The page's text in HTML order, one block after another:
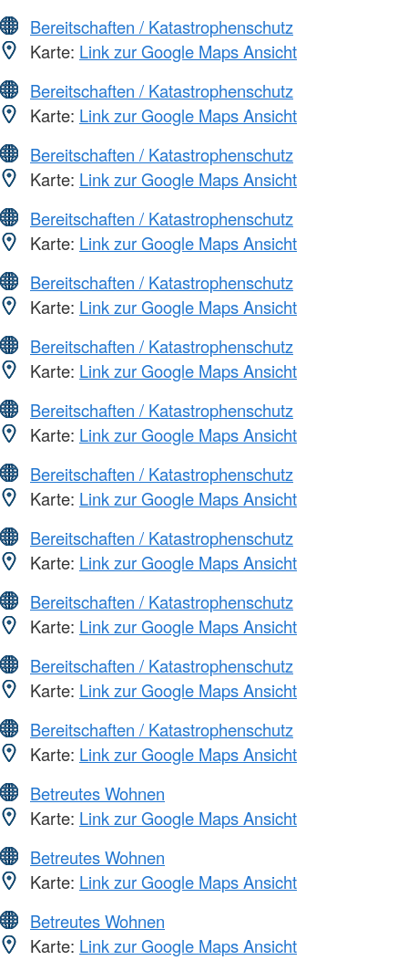
Bereitschaften / Katastrophenschutz
Karte: Link zur Google Maps Ansicht
Bereitschaften / Katastrophenschutz
Karte: Link zur Google Maps Ansicht
Bereitschaften / Katastrophenschutz
Karte: Link zur Google Maps Ansicht
Bereitschaften / Katastrophenschutz
Karte: Link zur Google Maps Ansicht
Bereitschaften / Katastrophenschutz
Karte: Link zur Google Maps Ansicht
Bereitschaften / Katastrophenschutz
Karte: Link zur Google Maps Ansicht
Bereitschaften / Katastrophenschutz
Karte: Link zur Google Maps Ansicht
Bereitschaften / Katastrophenschutz
Karte: Link zur Google Maps Ansicht
Bereitschaften / Katastrophenschutz
Karte: Link zur Google Maps Ansicht
Bereitschaften / Katastrophenschutz
Karte: Link zur Google Maps Ansicht
Bereitschaften / Katastrophenschutz
Karte: Link zur Google Maps Ansicht
Bereitschaften / Katastrophenschutz
Karte: Link zur Google Maps Ansicht
Betreutes Wohnen
Karte: Link zur Google Maps Ansicht
Betreutes Wohnen
Karte: Link zur Google Maps Ansicht
Betreutes Wohnen
Karte: Link zur Google Maps Ansicht